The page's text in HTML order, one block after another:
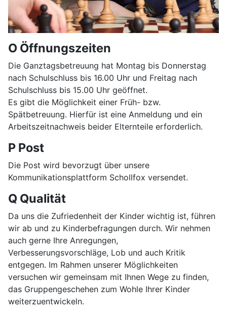
O Öffnungszeiten
Die Ganztagsbetreuung hat Montag bis Donnerstag
nach Schulschluss bis 16.00 Uhr und Freitag nach
Schulschluss bis 15.00 Uhr geöffnet.
Es gibt die Möglichkeit einer Früh- bzw.
Spätbetreuung. Hierfür ist eine Anmeldung und ein
Arbeitszeitnachweis beider Elternteile erforderlich.
P Post
Die Post wird bevorzugt über unsere
Kommunikationsplattform Schollfox versendet.
Q Qualität
Da uns die Zufriedenheit der Kinder wichtig ist, führen
wir ab und zu Kinderbefragungen durch. Wir nehmen
auch gerne Ihre Anregungen,
Verbesserungsvorschläge, Lob und auch Kritik
entgegen. Im Rahmen unserer Möglichkeiten
versuchen wir gemeinsam mit Ihnen Wege zu finden,
das Gruppengeschehen zum Wohle Ihrer Kinder
weiterzuentwickeln.